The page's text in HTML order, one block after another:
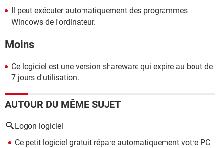
Il peut exécuter automatiquement des programmes
Windows de l'ordinateur.
Moins
Ce logiciel est une version shareware qui expire au bout de
7 jours d'utilisation.
AUTOUR DU MÊME SUJET
Logon logiciel
Ce petit logiciel gratuit répare automatiquement votre PC